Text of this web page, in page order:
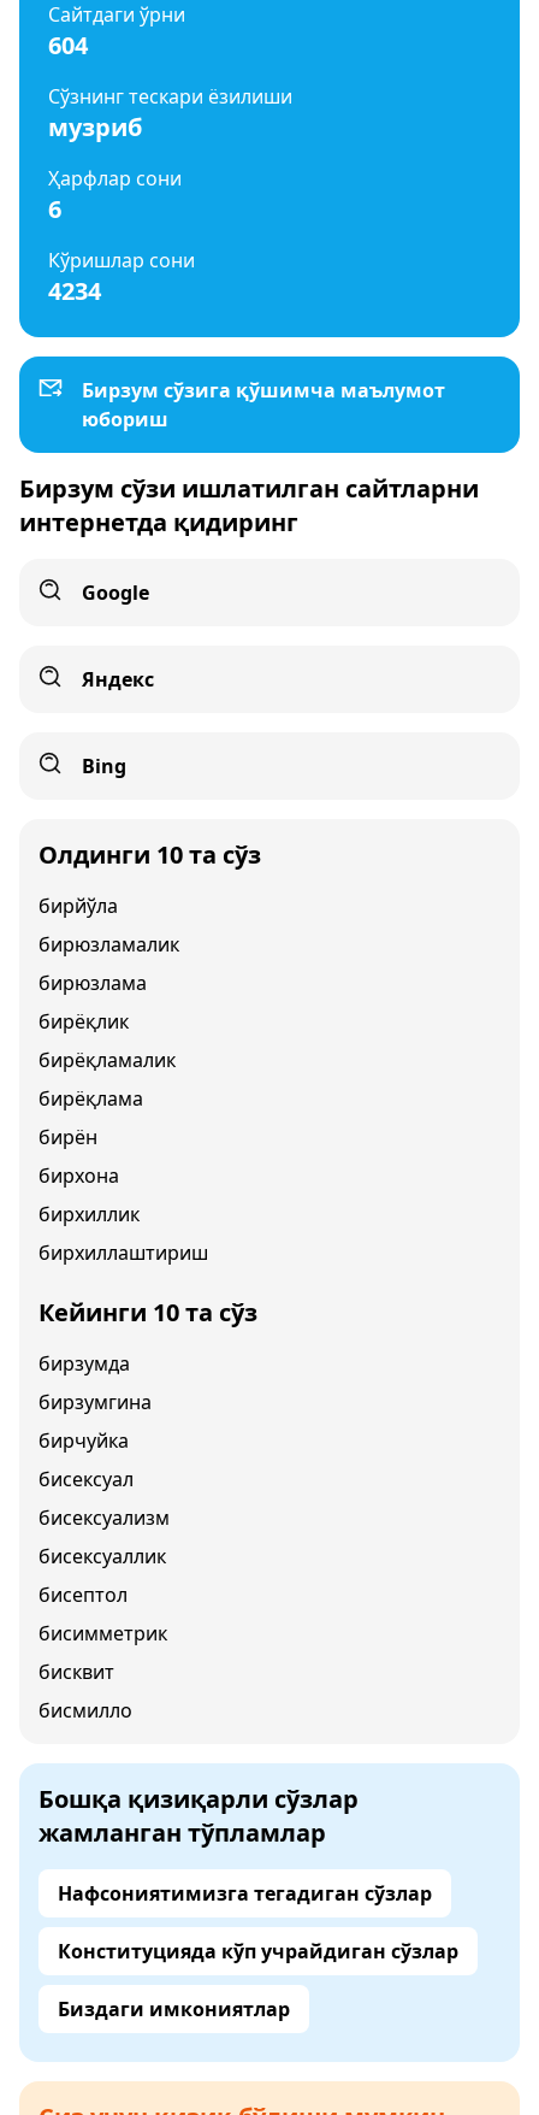
Сайтдаги ўрни
604
Сўзнинг тескари ёзилиши
музриб
Ҳарфлар сони
6
Кўришлар сони
4234
Бирзум сўзига қўшимча маълумот
юбориш
Бирзум сўзи ишлатилган сайтларни
интернетда қидиринг
Google
Яндекс
Bing
Олдинги 10 та сўз
бирйўла
бирюзламалик
бирюзлама
бирёқлик
бирёқламалик
бирёқлама
бирён
бирхона
бирхиллик
бирхиллаштириш
Кейинги 10 та сўз
бирзумда
бирзумгина
бирчуйка
бисексуал
бисексуализм
бисексуаллик
бисептол
бисимметрик
бисквит
бисмилло
Бошқа қизиқарли сўзлар
жамланган тўпламлар
Нафсониятимизга тегадиган сўзлар
Конституцияда кўп учрайдиган сўзлар
Биздаги имкониятлар